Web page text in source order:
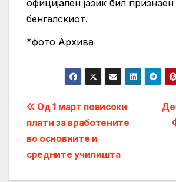
официјален јазик бил
бенгалскиот.
*фото Архива
Post
navigation
Од 1 март повисоки
плати за вработените
во основните и
средните училишта